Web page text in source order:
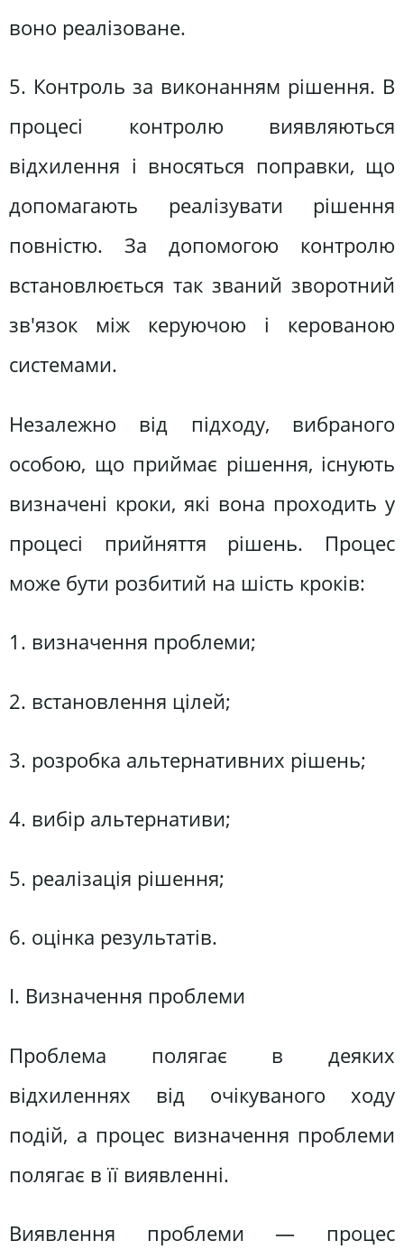
воно реалізоване.
5. Контроль за виконанням рішення. В
процесі контролю виявляються
відхилення і вносяться поправки, що
допомагають реалізувати рішення
повністю. За допомогою контролю
встановлюється так званий зворотний
зв'язок між керуючою і керованою
системами.
Незалежно від підходу, вибраного
особою, що приймає рішення, існують
визначені кроки, які вона проходить у
процесі прийняття рішень. Процес
може бути розбитий на шість кроків:
1. визначення проблеми;
2. встановлення цілей;
3. розробка альтернативних рішень;
4. вибір альтернативи;
5. реалізація рішення;
6. оцінка результатів.
І. Визначення проблеми
Проблема полягає в деяких
відхиленнях від очікуваного ходу
подій, а процес визначення проблеми
полягає в її виявленні.
Виявлення проблеми — процес